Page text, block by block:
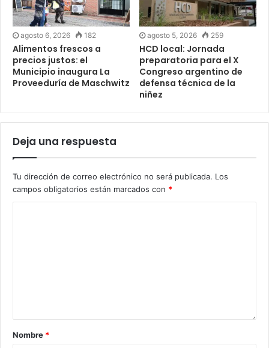
agosto 6, 2026 182
Alimentos frescos a
precios justos: el
Municipio inaugura La
Proveeduría de Maschwitz
agosto 5, 2026 259
HCD local: Jornada
preparatoria para el X
Congreso argentino de
defensa técnica de la
niñez
Deja una respuesta
Tu dirección de correo electrónico no será publicada. Los
campos obligatorios están marcados con *
Nombre *